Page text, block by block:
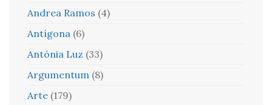
Andrea Ramos (4)
Antígona (6)
Antónia Luz (33)
Argumentum (8)
Arte (179)